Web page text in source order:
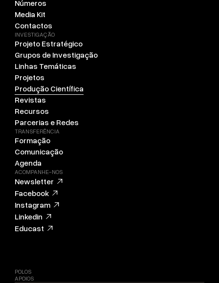
Números
Media Kit
Contactos
INVESTIGAÇÃO
Projeto Estratégico
Grupos de Investigação
Linhas Temáticas
Projetos
Produção Científica
Revistas
Recursos
Parcerias e Redes
TRANSFERÊNCIA
Formação
Comunicação
Agenda
ACOMPANHE-NOS
Newsletter
Facebook
Instagram
Linkedin
Educast
POLOS
APOIOS